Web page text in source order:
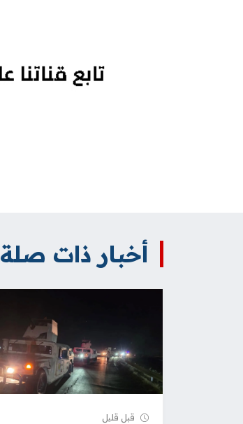
أخبار ذات صلة
قبل قلیل